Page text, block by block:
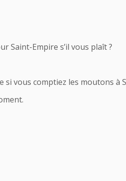
Saint-Empire s’il vous plaît ?
si vous comptiez les moutons à